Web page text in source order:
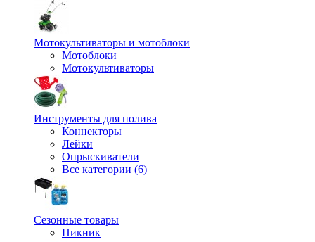
Мотокультиваторы и мотоблоки
Мотоблоки
Мотокультиваторы
Инструменты для полива
Коннекторы
Лейки
Опрыскиватели
Все категории (6)
Сезонные товары
Пикник